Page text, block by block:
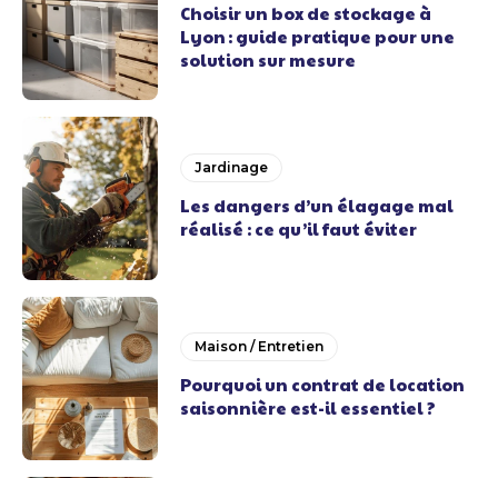
Choisir un box de stockage à
Lyon : guide pratique pour une
solution sur mesure
Jardinage
Les dangers d’un élagage mal
réalisé : ce qu’il faut éviter
Maison / Entretien
Pourquoi un contrat de location
saisonnière est-il essentiel ?